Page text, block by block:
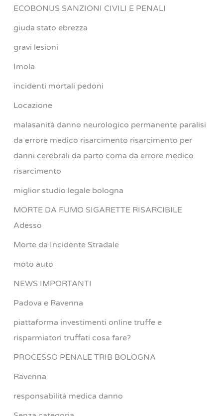
ECOBONUS SANZIONI CIVILI E PENALI
giuda stato ebrezza
gravi lesioni
Imola
incidenti mortali pedoni
Locazione
malasanità danno neurologico permanente paralisi
da errore medico risarcimento risarcimento per
danni cerebrali da parto coma da errore medico
risarcimento
miglior studio legale bologna
MORTE DA FUMO SIGARETTE RISARCIBILE
Adesso
Morte da Incidente Stradale
moto auto
NEWS IMPORTANTI
Padova e Ravenna
piattaforma investimenti online truffe e
risparmiatori truffati cosa fare?
PROCESSO PENALE TRIB BOLOGNA
Ravenna
responsabilità medica danno